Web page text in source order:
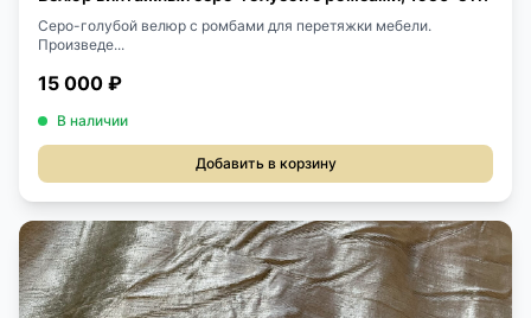
Серо-голубой велюр с ромбами для перетяжки мебели.
Произведе...
15 000 ₽
В наличии
Добавить в корзину